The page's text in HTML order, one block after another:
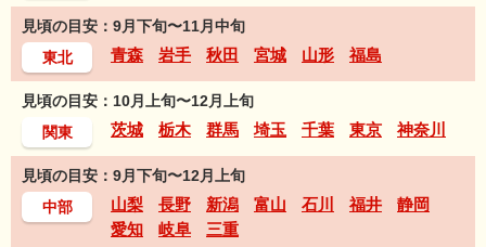
見頃の目安：9月下旬〜11月中旬
東北
青森 岩手 秋田 宮城 山形 福島
見頃の目安：10月上旬〜12月上旬
関東
茨城 栃木 群馬 埼玉 千葉 東京 神奈川
見頃の目安：9月下旬〜12月上旬
中部
山梨 長野 新潟 富山 石川 福井
静岡
愛知
岐阜 三重